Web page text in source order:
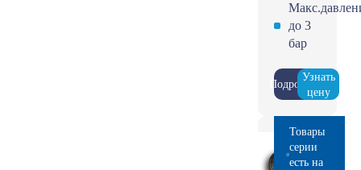
до 3
бар
Подробнее
Узнать
цену
Товары
серии
есть на